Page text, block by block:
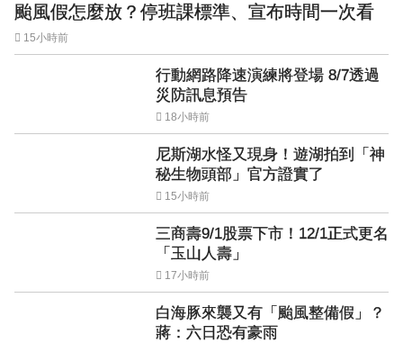
颱風假怎麼放？停班課標準、宣布時間一次看
15小時前
行動網路降速演練將登場 8/7透過
災防訊息預告
18小時前
尼斯湖水怪又現身！遊湖拍到「神
秘生物頭部」官方證實了
15小時前
三商壽9/1股票下市！12/1正式更名
「玉山人壽」
17小時前
白海豚來襲又有「颱風整備假」？
蔣：六日恐有豪雨